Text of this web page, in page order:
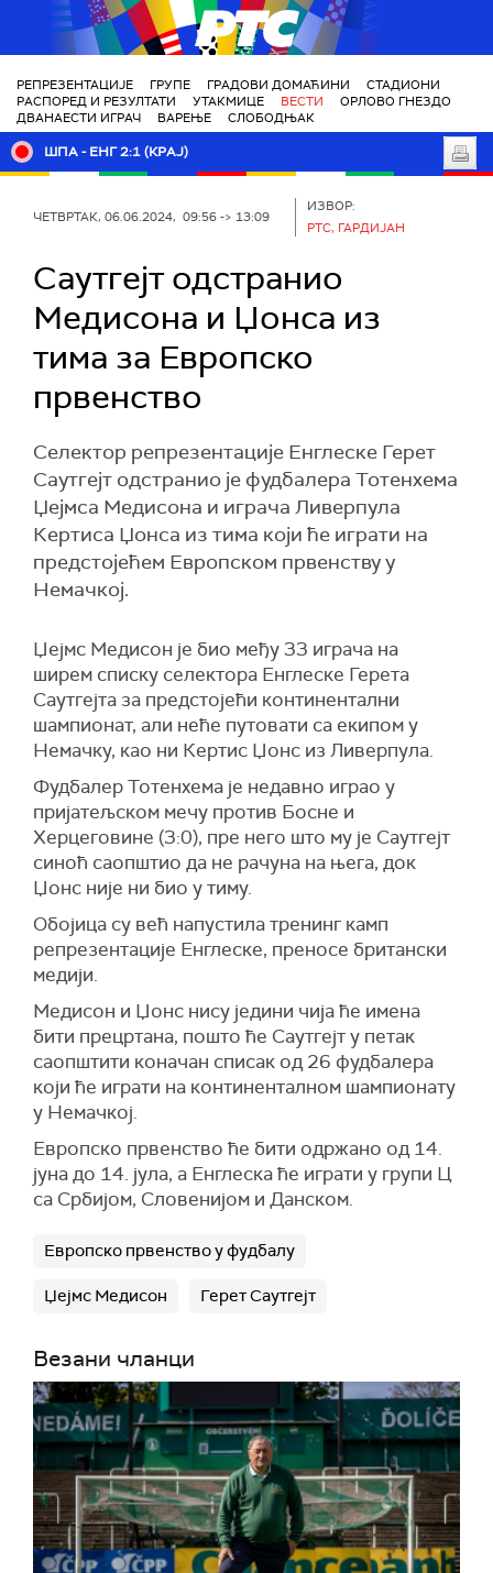
РТС
РЕПРЕЗЕНТАЦИЈЕ ГРУПЕ ГРАДОВИ ДОМАЋИНИ
СТАДИОНИ
РАСПОРЕД И РЕЗУЛТАТИ
УТАКМИЦЕ ВЕСТИ
ОРЛОВО ГНЕЗДО
ДВАНАЕСТИ ИГРАЧ
ВАРЕЊЕ СЛОБОДЊАК
ШПА - ЕНГ 2:1 (КРАЈ)
ЧЕТВРТАК, 06.06.2024, 09:56 -> 13:09
ИЗВОР:
РТС, ГАРДИЈАН
Саутгејт одстранио
Медисона и Џонса из
тима за Европско
првенство
Селектор репрезентације Енглеске Герет
Саутгејт одстранио је фудбалера Тотенхема
Џејмса Медисона и играча Ливерпула
Кертиса Џонса из тима који ће играти на
предстојећем Европском првенству у
Немачкој.
Џејмс Медисон је био међу 33 играча на
ширем списку селектора Енглеске Герета
Саутгејта за предстојећи континентални
шампионат, али неће путовати са екипом у
Немачку, као ни Кертис Џонс из Ливерпула.
Фудбалер Тотенхема је недавно играо у
пријатељском мечу против Босне и
Херцеговине (3:0), пре него што му је Саутгејт
синоћ саопштио да не рачуна на њега, док
Џонс није ни био у тиму.
Обојица су већ напустила тренинг камп
репрезентације Енглеске, преносе британски
медији.
Медисон и Џонс нису једини чија ће имена
бити прецртана, пошто ће Саутгејт у петак
саопштити коначан списак од 26 фудбалера
који ће играти на континенталном шампионату
у Немачкој.
Европско првенство ће бити одржано од 14.
јуна до 14. јула, а Енглеска ће играти у групи Ц
са Србијом, Словенијом и Данском.
Европско првенство у фудбалу
Џејмс Медисон Герет Саутгејт
Везани чланци